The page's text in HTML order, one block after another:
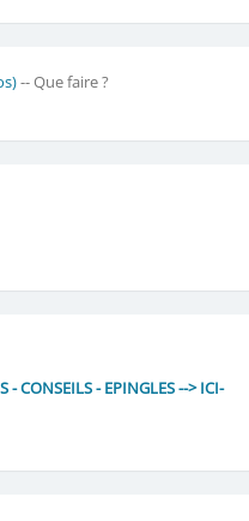
-- Que faire ?
- CONSEILS - EPINGLES --> ICI-